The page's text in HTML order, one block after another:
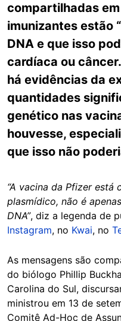
compartilhadas
imunizantes estão
DNA e que isso
cardíaca ou
há evidências da
quantidades
genético nas
houvesse,
que isso não
“A vacina da Pfizer está
plasmídico, não é
DNA”, diz a legenda de
Instagram, no Kwai, no
As mensagens são
do biólogo Phillip
Carolina do Sul,
ministrou em 13 de
Comitê Ad-Hoc de